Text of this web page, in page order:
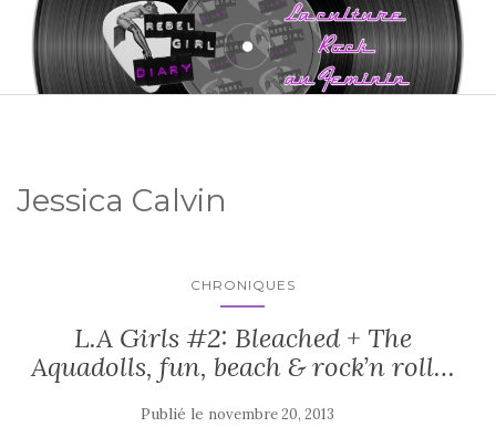
Jessica Calvin
CHRONIQUES
L.A Girls #2: Bleached + The
Aquadolls, fun, beach & rock’n roll…
Publié le novembre 20, 2013